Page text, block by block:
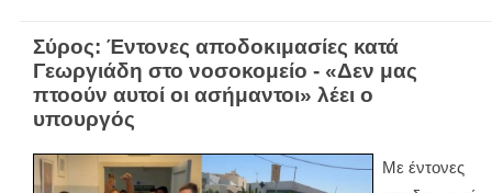
Σύρος: Έντονες αποδοκιμασίες κατά
Γεωργιάδη στο νοσοκομείο - «Δεν μας
πτοούν αυτοί οι ασήμαντοι» λέει ο
υπουργός
Με έντονες